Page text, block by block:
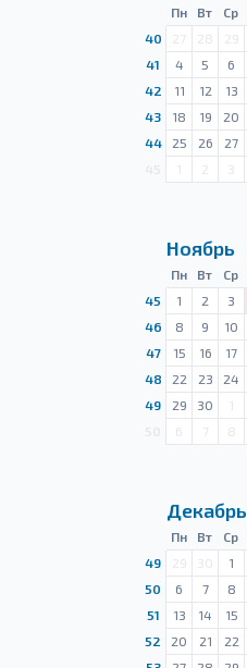
Пн Вт Ср
40
27 28 29
41
4 5 6
42
11 12 13
43
18 19 20
44
25 26 27
1 2 3
Ноябрь
Пн Вт Ср
45
1 2 3
46
8 9 10
47
15 16 17
48
22 23 24
49
29 30 1
6 7 8
Декабрь
Пн Вт Ср
49
29 30 1
50
6 7 8
51
13 14 15
52
20 21 22